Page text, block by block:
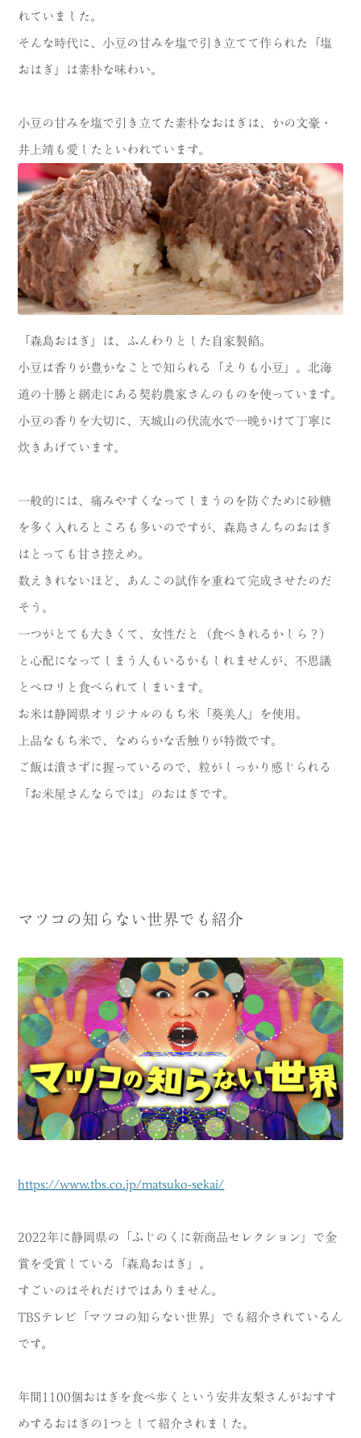
れていました。
そんな時代に、小豆の甘みを塩で引き立てて作られた「塩
おはぎ」は素朴な味わい。
小豆の甘みを塩で引き立てた素朴なおはぎは、かの文豪・
井上靖も愛したといわれています。
「森島おはぎ」は、ふんわりとした自家製餡。
小豆は香りが豊かなことで知られる「えりも小豆」。北海
道の十勝と網走にある契約農家さんのものを使っています。
小豆の香りを大切に、天城山の伏流水で一晩かけて丁寧に
炊きあげています。
一般的には、痛みやすくなってしまうのを防ぐために砂糖
を多く入れるところも多いのですが、森島さんちのおはぎ
はとっても甘さ控えめ。
数えきれないほど、あんこの試作を重ねて完成させたのだ
そう。
一つがとても大きくて、女性だと（食べきれるかしら？）
と心配になってしまう人もいるかもしれませんが、不思議
とペロリと食べられてしまいます。
お米は静岡県オリジナルのもち米「葵美人」を使用。
上品なもち米で、なめらかな舌触りが特徴です。
ご飯は潰さずに握っているので、粒がしっかり感じられる
「お米屋さんならでは」のおはぎです。
マツコの知らない世界でも紹介
https://www.tbs.co.jp/matsuko-sekai/
2022年に静岡県の「ふじのくに新商品セレクション」で金
賞を受賞している「森島おはぎ」。
すごいのはそれだけではありません。
TBSテレビ「マツコの知らない世界」でも紹介されているん
です。
年間1100個おはぎを食べ歩くという安井友梨さんがおすす
めするおはぎの1つとして紹介されました。